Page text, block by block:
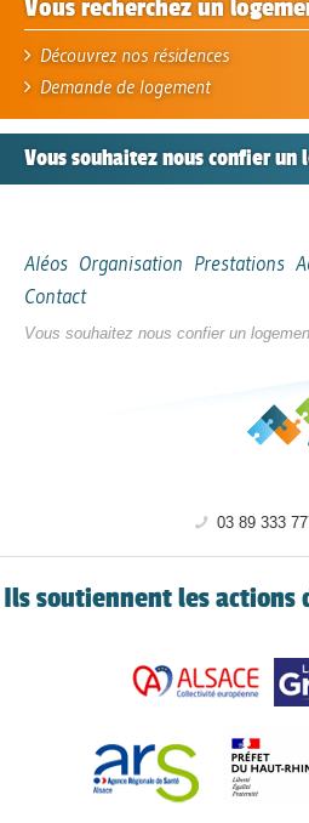
Vous recherchez un
Découvrez nos résidences
Demande de logement
Vous souhaitez nous confierun
Aléos Organisation Prestations
Contact
Vous souhaitez nous confier un
03 89 333
Ils soutiennent les actions